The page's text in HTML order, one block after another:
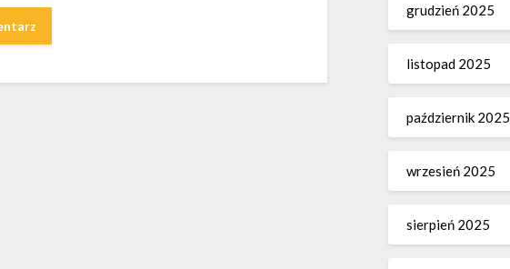
grudzień 2025
listopad 2025
październik 2025
wrzesień 2025
sierpień 2025